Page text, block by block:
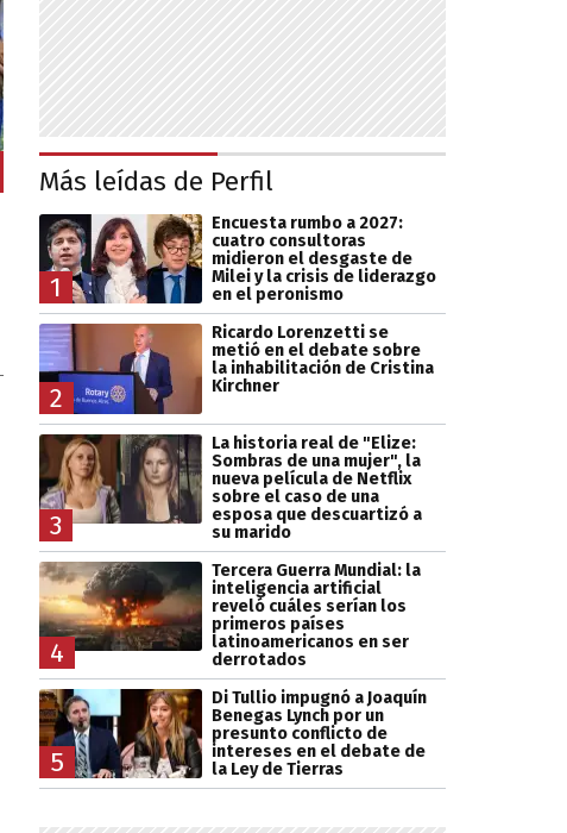
Más leídas de Perfil
1
Encuesta rumbo a 2027:
cuatro consultoras
midieron el desgaste de
Milei y la crisis de liderazgo
en el peronismo
2
Ricardo Lorenzetti se
metió en el debate sobre
la inhabilitación de Cristina
Kirchner
3
La historia real de "Elize:
Sombras de una mujer", la
nueva película de Netflix
sobre el caso de una
esposa que descuartizó a
su marido
4
Tercera Guerra Mundial: la
inteligencia artificial
reveló cuáles serían los
primeros países
latinoamericanos en ser
derrotados
5
Di Tullio impugnó a Joaquín
Benegas Lynch por un
presunto conflicto de
intereses en el debate de
la Ley de Tierras